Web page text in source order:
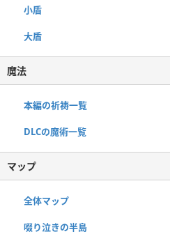
小盾
大盾
魔法
本編の祈祷一覧
DLCの魔術一覧
マップ
全体マップ
啜り泣きの半島